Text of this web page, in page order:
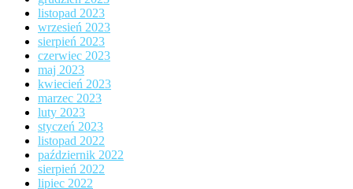
listopad 2023
wrzesień 2023
sierpień 2023
czerwiec 2023
maj 2023
kwiecień 2023
marzec 2023
luty 2023
styczeń 2023
listopad 2022
październik 2022
sierpień 2022
lipiec 2022